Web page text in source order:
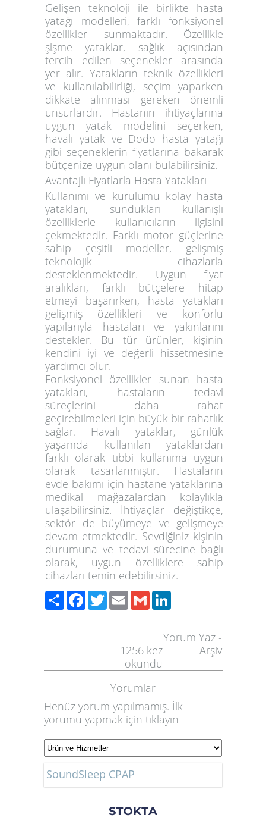
Gelişen teknoloji ile birlikte hasta
yatağı modelleri, farklı fonksiyonel
özellikler sunmaktadır. Özellikle
şişme yataklar, sağlık açısından
tercih edilen seçenekler arasında
yer alır. Yatakların teknik özellikleri
ve kullanılabilirliği, seçim yaparken
dikkate alınması gereken önemli
unsurlardır. Hastanın ihtiyaçlarına
uygun yatak modelini seçerken,
havalı yatak ve Dodo hasta yatağı
gibi seçeneklerin fiyatlarına bakarak
bütçenize uygun olanı bulabilirsiniz.
Avantajlı Fiyatlarla Hasta Yatakları
Kullanımı ve kurulumu kolay hasta
yatakları, sundukları kullanışlı
özelliklerle kullanıcıların ilgisini
çekmektedir. Farklı motor güçlerine
sahip çeşitli modeller, gelişmiş
teknolojik cihazlarla
desteklenmektedir. Uygun fiyat
aralıkları, farklı bütçelere hitap
etmeyi başarırken, hasta yatakları
gelişmiş özellikleri ve konforlu
yapılarıyla hastaları ve yakınlarını
destekler. Bu tür ürünler, kişinin
kendini iyi ve değerli hissetmesine
yardımcı olur.
Fonksiyonel özellikler sunan hasta
yatakları, hastaların tedavi
süreçlerini daha rahat
geçirebilmeleri için büyük bir rahatlık
sağlar. Havalı yataklar, günlük
yaşamda kullanılan yataklardan
farklı olarak tıbbi kullanıma uygun
olarak tasarlanmıştır. Hastaların
evde bakımı için hastane yataklarına
medikal mağazalardan kolaylıkla
ulaşabilirsiniz. İhtiyaçlar değiştikçe,
sektör de büyümeye ve gelişmeye
devam etmektedir. Sevdiğiniz kişinin
durumuna ve tedavi sürecine bağlı
olarak, uygun özelliklere sahip
cihazları temin edebilirsiniz.
PaylaşFacebook
TwitterEmailGmail
Yorum Yaz -
Arşiv
1256 kez
okundu
Yorumlar
Henüz yorum yapılmamış. İlk
yorumu yapmak için tıklayın
SoundSleep CPAP